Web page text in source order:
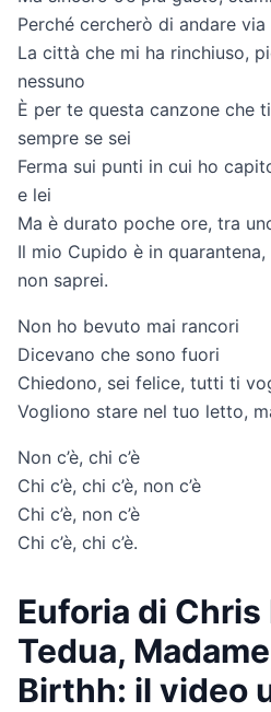
Perché cercherò di andare
La città che mi ha rinchiuso,
nessuno
È per te questa canzone che
sempre se sei
Ferma sui punti in cui ho
e lei
Ma è durato poche ore, tra
Il mio Cupido è in
non saprei.
Non ho bevuto mai rancori
Dicevano che sono fuori
Chiedono, sei felice, tutti ti
Vogliono stare nel tuo letto,
Non c’è, chi c’è
Chi c’è, chi c’è, non c’è
Chi c’è, non c’è
Chi c’è, chi c’è.
Euforia di Chris
Tedua,
Birthh: il video